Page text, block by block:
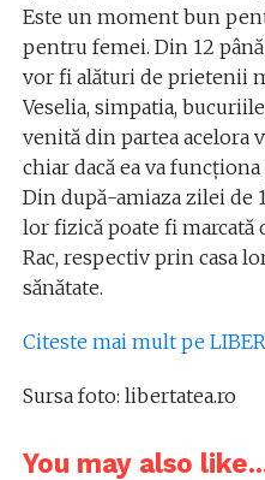
Este un moment bun
pentru femei. Din 12
vor fi alături de prietenii
Veselia, simpatia,
venită din partea acelora
chiar dacă ea va
Din după-amiaza zilei de
lor fizică poate fi
Rac, respectiv prin casa
sănătate.
Citeste mai mult pe
Sursa foto: libertatea.ro
You may also